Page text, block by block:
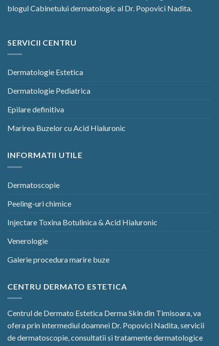
blogul Cabinetului dermatologic al Dr. Popovici Nadita.
SERVICII CENTRU
Dermatologie Estetica
Dermatologie Pediatrica
Epilare definitiva
Marirea Buzelor cu Acid Hialuronic
INFORMATII UTILE
Dermatoscopie
Peeling-uri chimice
Injectare Toxina Botulinica & Acid Hialuronic
Venerologie
Galerie procedura marire buze
CENTRU DERMATO ESTETICA
Centrul de Dermato Estetica Derma Skin din Timisoara, va
ofera prin intermediul doamnei Dr. Popovici Nadita, servicii
de dermatoscopie, consultatii si tratamente dermatologice